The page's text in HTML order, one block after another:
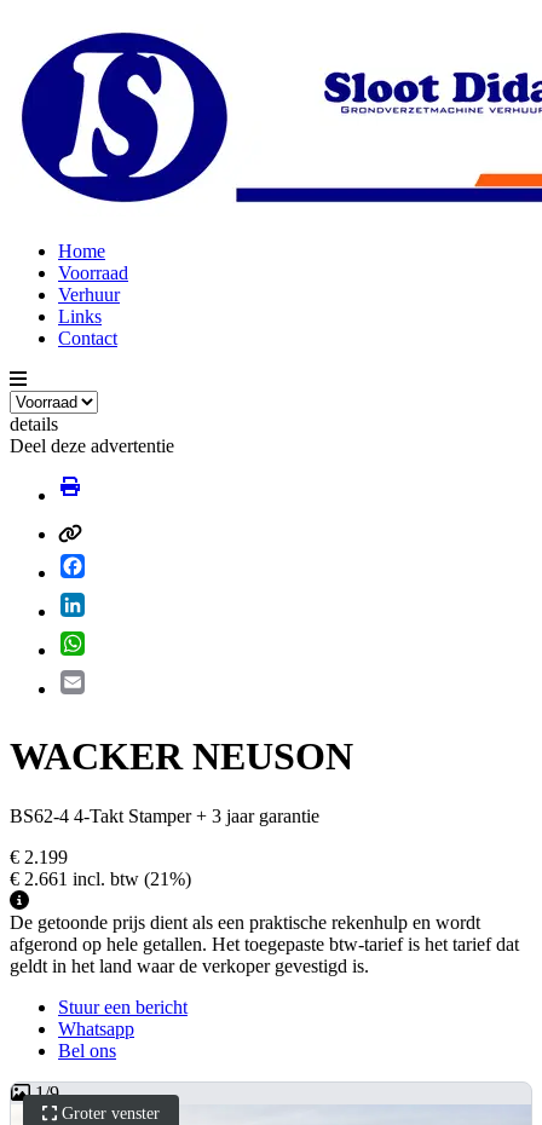
Home
Voorraad
Verhuur
Links
Contact
details
Deel deze advertentie
WACKER NEUSON
BS62-4 4-Takt Stamper + 3 jaar garantie
€ 2.199
€ 2.661 incl. btw (21%)
De getoonde prijs dient als een praktische rekenhulp en wordt
afgerond op hele getallen. Het toegepaste btw-tarief is het tarief dat
geldt in het land waar de verkoper gevestigd is.
Stuur een bericht
Whatsapp
Bel ons
Groter venster
1/9